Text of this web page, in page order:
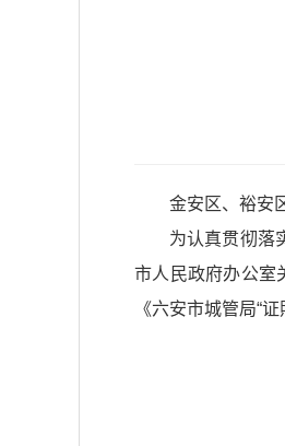
金安区、裕安
为认真贯彻落
市人民政府办公室
《六安市城管局“